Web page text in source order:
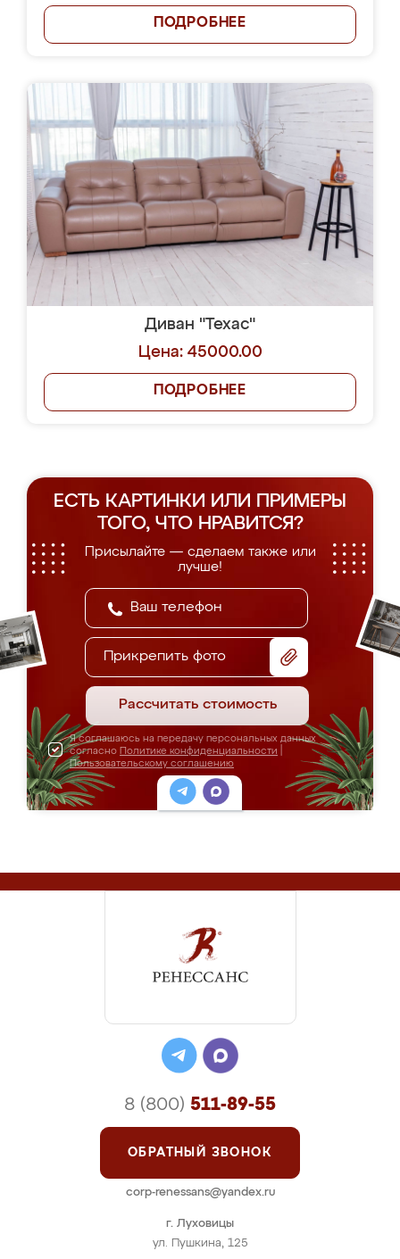
ПОДРОБНЕЕ
Диван "Техас"
Цена: 45000.00
ПОДРОБНЕЕ
ЕСТЬ КАРТИНКИ ИЛИ ПРИМЕРЫ
ТОГО, ЧТО НРАВИТСЯ?
Присылайте — сделаем также или
лучше!
Прикрепить фото
Рассчитать стоимость
Я соглашаюсь на передачу персональных данных
согласно Политике конфиденциальности
Пользовательскому соглашению
г. Луховицы
ул. Пушкина, 125
8 (800) 511-89-55
ОБРАТНЫЙ ЗВОНОК
corp-renessans@yandex.ru